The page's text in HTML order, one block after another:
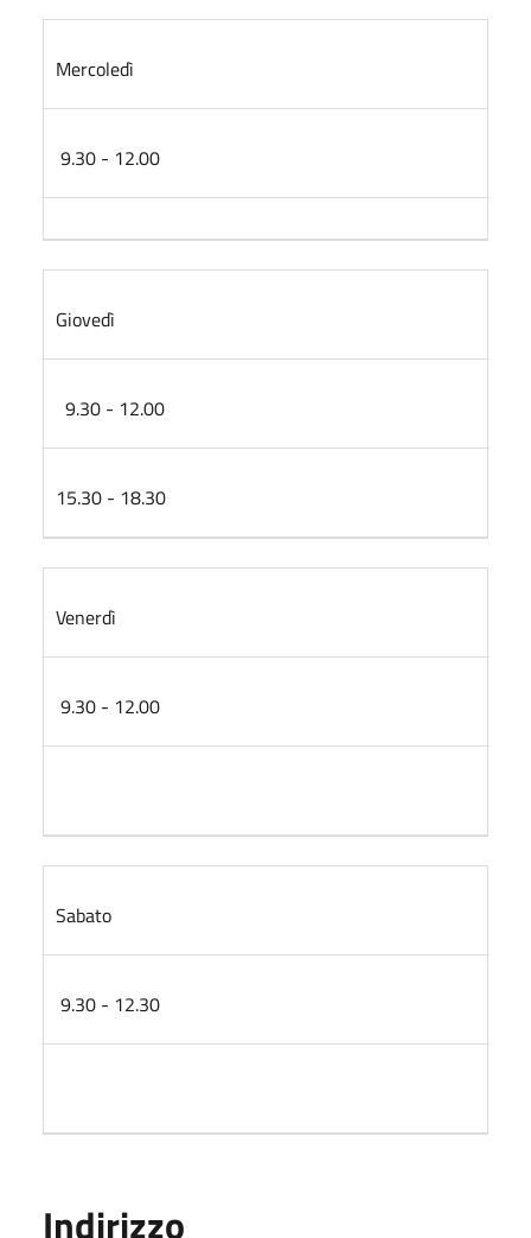
Mercoledì
9.30 - 12.00
Giovedì
9.30 - 12.00
15.30 - 18.30
Venerdì
9.30 - 12.00
Sabato
9.30 - 12.30
Indirizzo